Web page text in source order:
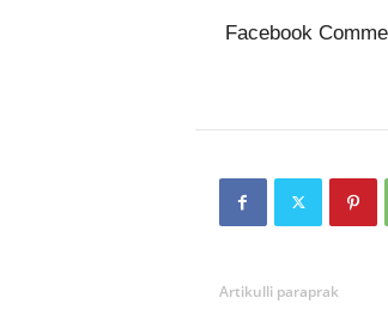
Facebook
Artikulli paraprak